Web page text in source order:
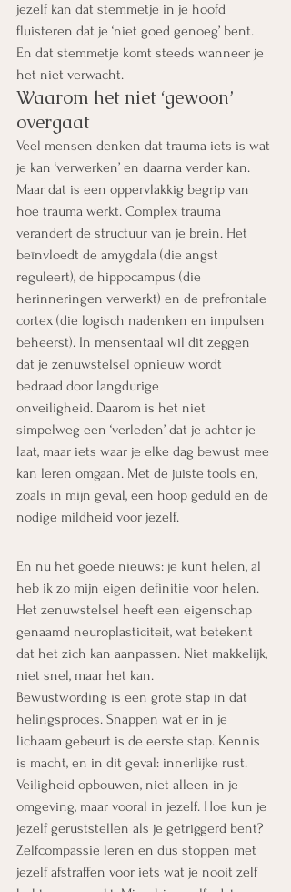
jezelf kan dat stemmetje in je hoofd
fluisteren dat je ‘niet goed genoeg’ bent.
En dat stemmetje komt steeds wanneer je
het niet verwacht.
Waarom het niet ‘gewoon’
overgaat
Veel mensen denken dat trauma iets is wat
je kan ‘verwerken’ en daarna verder kan.
Maar dat is een oppervlakkig begrip van
hoe trauma werkt. Complex trauma
verandert de structuur van je brein. Het
beïnvloedt de amygdala (die angst
reguleert), de hippocampus (die
herinneringen verwerkt) en de prefrontale
cortex (die logisch nadenken en impulsen
beheerst). In mensentaal wil dit zeggen
dat je zenuwstelsel opnieuw wordt
bedraad door langdurige
onveiligheid. Daarom is het niet
simpelweg een ‘verleden’ dat je achter je
laat, maar iets waar je elke dag bewust mee
kan leren omgaan. Met de juiste tools en,
zoals in mijn geval, een hoop geduld en de
nodige mildheid voor jezelf.
En nu het goede nieuws: je kunt helen, al
heb ik zo mijn eigen definitie voor helen.
Het zenuwstelsel heeft een eigenschap
genaamd neuroplasticiteit, wat betekent
dat het zich kan aanpassen. Niet makkelijk,
niet snel, maar het kan.
Bewustwording is een grote stap in dat
helingsproces. Snappen wat er in je
lichaam gebeurt is de eerste stap. Kennis
is macht, en in dit geval: innerlijke rust.
Veiligheid opbouwen, niet alleen in je
omgeving, maar vooral in jezelf. Hoe kun je
jezelf geruststellen als je getriggerd bent?
Zelfcompassie leren en dus stoppen met
jezelf afstraffen voor iets wat je nooit zelf